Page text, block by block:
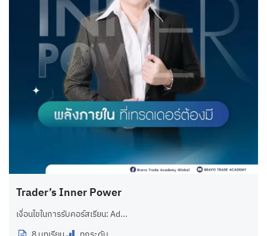
Trader’s Inner Power
เงื่อนไขในการรับคอร์สเรียน: Ad...